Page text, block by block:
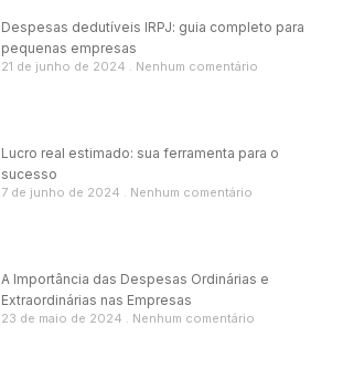
Despesas dedutíveis IRPJ: guia completo para
pequenas empresas
21 de junho de 2024 Nenhum comentário
Lucro real estimado: sua ferramenta para o
sucesso
7 de junho de 2024 Nenhum comentário
A Importância das Despesas Ordinárias e
Extraordinárias nas Empresas
23 de maio de 2024 Nenhum comentário